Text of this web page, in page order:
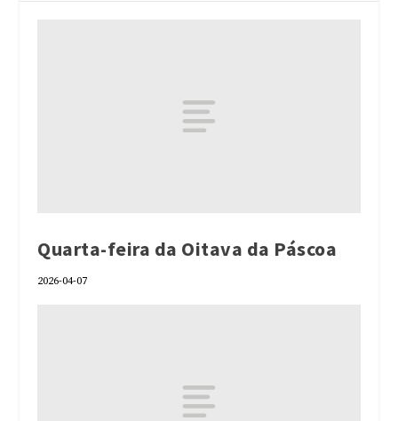
Quarta-feira da Oitava da Páscoa
2026-04-07